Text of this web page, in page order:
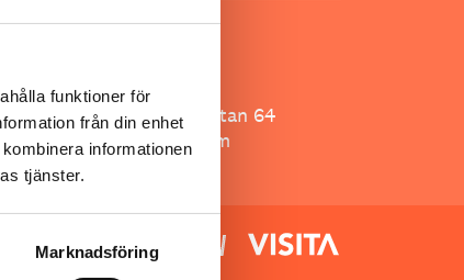
funktioner för
från din enhet
informationen
tjänster.
Marknadsföring
Besöksliv
Spoon, Brännkyrkagatan 64
118 23 Stockholm